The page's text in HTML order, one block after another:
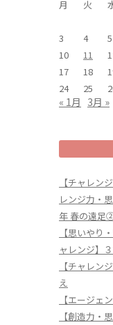
月
火
3
4 5
10
11
17
18
24
25
« 1月 3月 »
【チャレン
レンジ力・
年 春の遠足
【思いやり
ャレンジ】
【チャレ
え
【エージェ
【創造力・